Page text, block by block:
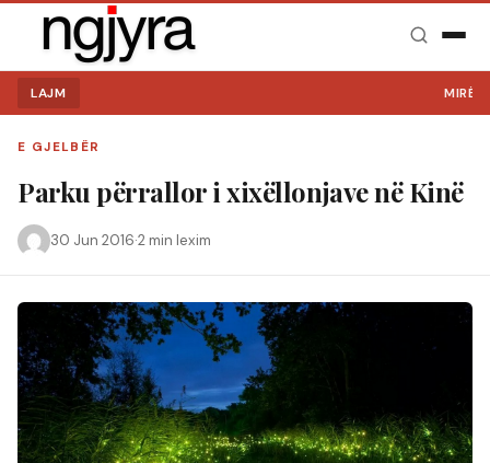
LAJM MIRË SE
E GJELBËR
Parku përrallor i xixëllonjave në Kinë
30 Jun 2016·2 min lexim